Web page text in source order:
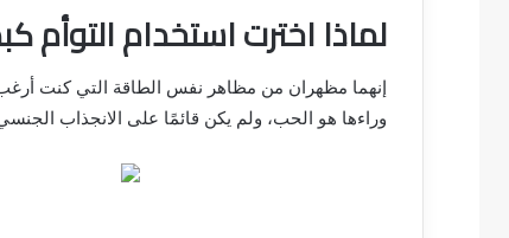
لماذا اخترت استخدام
إنهما مظهران من مظاهر نفس الطاقة التي كنت
وراءها هو الحب، ولم يكن قائمًا على الانجذاب